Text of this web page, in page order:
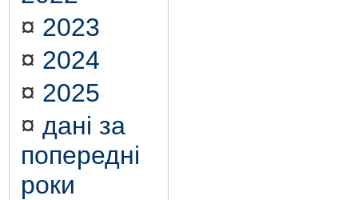
¤ 2023
¤ 2024
¤ 2025
¤ дані за
попередні
роки